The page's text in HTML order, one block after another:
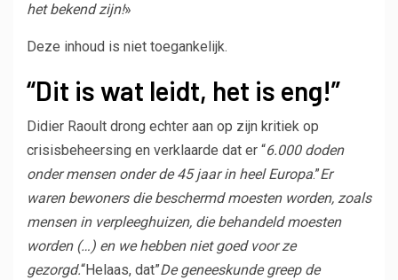
het bekend zijn!»
Deze inhoud is niet toegankelijk.
“Dit is wat leidt, het is eng!”
Didier Raoult drong echter aan op zijn kritiek op
crisisbeheersing en verklaarde dat er “6.000 doden
onder mensen onder de 45 jaar in heel Europa.”Er
waren bewoners die beschermd moesten worden, zoals
mensen in verpleeghuizen, die behandeld moesten
worden (…) en we hebben niet goed voor ze
gezorgd.“Helaas, dat”De geneeskunde greep de